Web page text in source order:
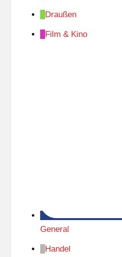
Draußen
Film & Kino
General
Handel